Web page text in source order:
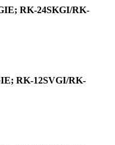
RK-24SKGI/RK-
RK-12SVGI/RK-